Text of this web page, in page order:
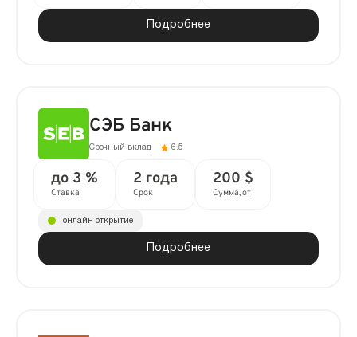
Подробнее
СЭБ Банк
Срочный вклад 6.5
до 3 %
Ставка
2 года
Срок
200 $
Сумма, от
Подробнее
онлайн открытие